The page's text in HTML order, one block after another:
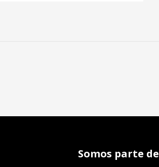
Somos parte de